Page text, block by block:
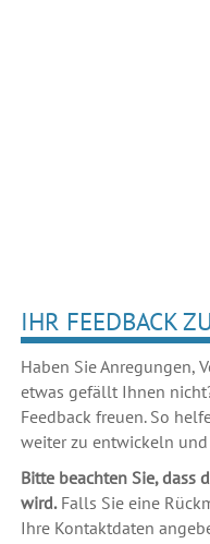
IHR FEEDBACK
Haben Sie Anregungen,
etwas gefällt Ihnen
Feedback freuen. So
weiter zu entwickeln und
Bitte beachten Sie, dass
wird.Falls Sie eine
Ihre Kontaktdaten